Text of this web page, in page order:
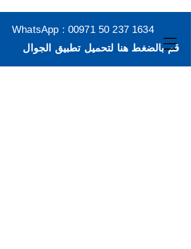
WhatsApp : 00971 50 237 1634
قم بالضغط هنا لتحميل تطبيق الجوال